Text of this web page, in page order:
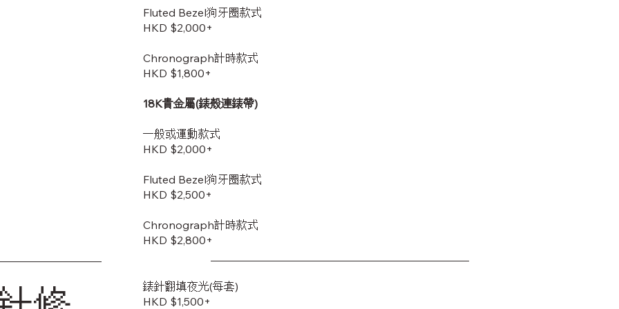
Fluted Bezel狗牙圈款式
HKD $2,000+
Chronograph計時款式
HKD $1,800+
18K貴金屬(錶殼連錶帶)
一般或運動款式
HKD $2,000+
Fluted Bezel狗牙圈款式
HKD $2,500+
Chronograph計時款式
HKD $2,800+
錶針翻填夜光(每套)
HKD $1,500+